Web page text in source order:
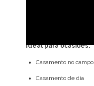
Ideal para ocasiões:
Casamento no campo
Casamento de dia